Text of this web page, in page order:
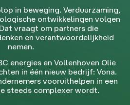
in beweging. Verduurzaming,
ontwikkelingen volgen
vraagt om partners die
en verantwoordelijkheid
nemen.
energies en Vollenhoven Olie
in één nieuw bedrijf: Vona.
vooruithelpen in een
steeds complexer wordt.